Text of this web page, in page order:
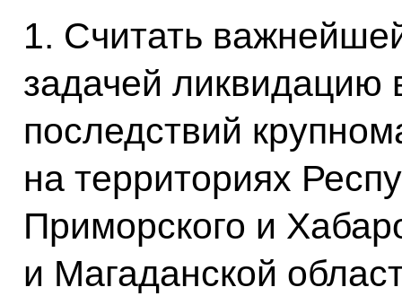
1. Считать
задачей ликвидацию
последствий
на территориях
Приморского и
и Магаданской